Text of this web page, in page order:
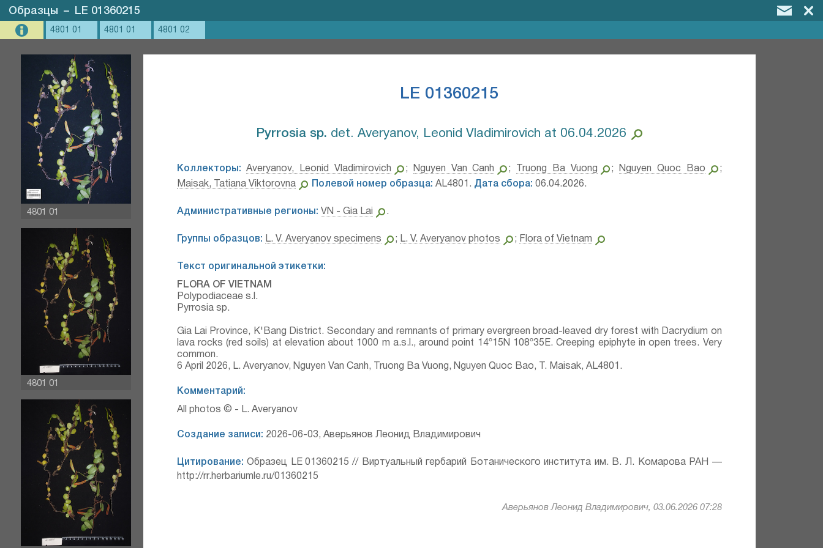
Образцы – LE 01360215
4801 01 4801 01 4801 02
4801 01
4801 01
LE 01360215
Pyrrosia sp.⁣ det. Averyanov, Leonid Vladimirovich at 06.04.2026
Коллекторы: Averyanov, Leonid Vladimirovich ; Nguyen Van Canh ; Truong Ba Vuong ; Nguyen Quoc Bao
;
Maisak, Tatiana Viktorovna
Полевой номер образца: AL4801. Дата сбора: 06.04.2026.
Административные регионы: VN - Gia Lai .
Группы образцов: L. V. Averyanov specimens ; L. V. Averyanov photos ; Flora of Vietnam
Текст оригинальной этикетки:
FLORA OF VIETNAM
Polypodiaceae s.l.
Pyrrosia sp.
Gia Lai Province, K'Bang District. Secondary and remnants of primary evergreen broad-leaved dry forest with Dacrydium on
lava rocks (red soils) at elevation about 1000 m a.s.l., around point 14º15N 108º35E. Creeping epiphyte in open trees. Very
common.
6 April 2026, L. Averyanov, Nguyen Van Canh, Truong Ba Vuong, Nguyen Quoc Bao, T. Maisak, АL4801.
Комментарий:
All photos © - L. Averyanov
Создание записи: 2026-06-03, Аверьянов Леонид Владимирович
Цитирование: Образец LE 01360215 // Виртуальный гербарий Ботанического института им. В. Л. Комарова РАН —
http://rr.herbariumle.ru/01360215
Аверьянов Леонид Владимирович, 03.06.2026 07:28